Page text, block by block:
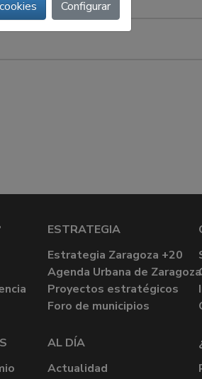
ESTRATEGIA
Estrategia Zaragoza +20
Agenda Urbana de Zaragoza
Proyectos estratégicos
Foro de municipios
AL DÍA
Actualidad
Configurar